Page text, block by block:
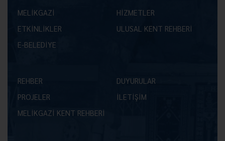
MELİKGAZİ
HİZMETLER
ETKİNLİKLER
ULUSAL KENT REHBERİ
E-BELEDİYE
REHBER
DUYURULAR
PROJELER
İLETİŞİM
MELİKGAZİ KENT REHBERİ